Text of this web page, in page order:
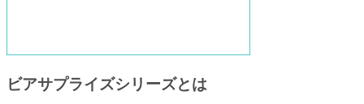
ビアサプライズシリーズとは